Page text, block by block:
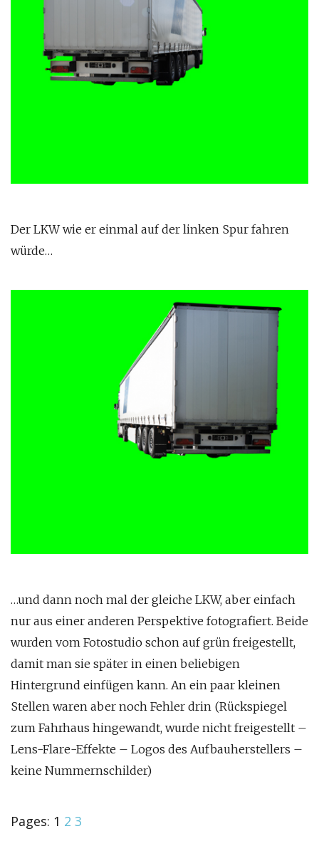
Der LKW wie er einmal auf der linken Spur fahren
würde…
…und dann noch mal der gleiche LKW, aber einfach
nur aus einer anderen Perspektive fotografiert. Beide
wurden vom Fotostudio schon auf grün freigestellt,
damit man sie später in einen beliebigen
Hintergrund einfügen kann. An ein paar kleinen
Stellen waren aber noch Fehler drin (Rückspiegel
zum Fahrhaus hingewandt, wurde nicht freigestellt –
Lens-Flare-Effekte – Logos des Aufbauherstellers –
keine Nummernschilder)
Pages: 1 2 3